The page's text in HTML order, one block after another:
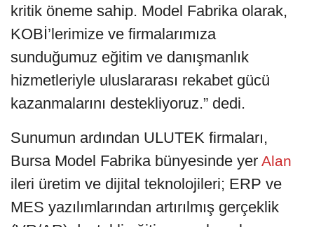
kritik öneme sahip. Model Fabrika olarak,
KOBİ’lerimize ve firmalarımıza
sunduğumuz eğitim ve danışmanlık
hizmetleriyle uluslararası rekabet gücü
kazanmalarını destekliyoruz.” dedi.
Sunumun ardından ULUTEK firmaları,
Bursa Model Fabrika bünyesinde yer Alan
ileri üretim ve dijital teknolojileri; ERP ve
MES yazılımlarından artırılmış gerçeklik